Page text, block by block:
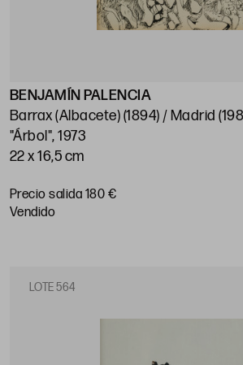
BENJAMÍN PALENCIA
Barrax (Albacete) (1894) / Madrid
"Árbol", 1973
22 x 16,5 cm
Precio salida 180 €
vendido
LOTE 564